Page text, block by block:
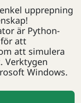
upprepning
är Python-
att
att simulera
Verktygen
Windows.